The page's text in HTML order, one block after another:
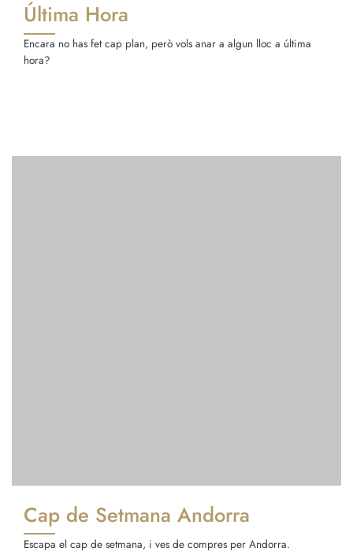
Última Hora
Encara no has fet cap plan, però vols anar a algun lloc a última
hora?
Cap de Setmana Andorra
Escapa el cap de setmana, i ves de compres per Andorra.